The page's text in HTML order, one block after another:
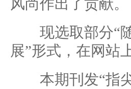
风尚作出了贡献。
现选取部分“随
展”形式，在网站
本期刊发“指尖